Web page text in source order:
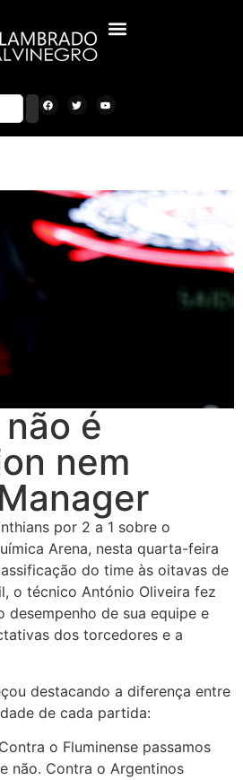
é
nem
por 2 a 1 sobre o
Arena, nesta quarta-feira
do time às oitavas de
o técnico António Oliveira fez
desempenho de sua equipe e
dos torcedores e a
destacando a diferença entre
de cada partida:
o Fluminense passamos
não. Contra o Argentinos